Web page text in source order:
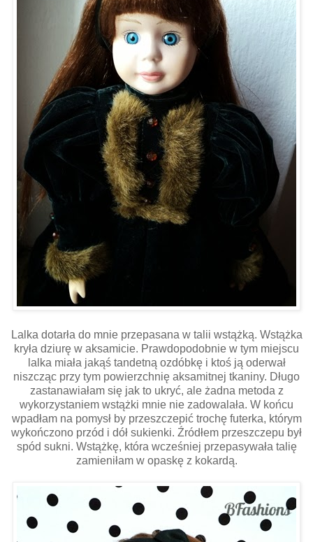
Lalka dotarła do mnie przepasana w talii wstążką. Wstążka
kryła dziurę w aksamicie. Prawdopodobnie w tym miejscu
lalka miała jakąś tandetną ozdóbkę i ktoś ją oderwał
niszcząc przy tym powierzchnię aksamitnej tkaniny. Długo
zastanawiałam się jak to ukryć, ale żadna metoda z
wykorzystaniem wstążki mnie nie zadowalała. W końcu
wpadłam na pomysł by przeszczepić trochę futerka, którym
wykończono przód i dół sukienki. Źródłem przeszczepu był
spód sukni. Wstążkę, która wcześniej przepasywała talię
zamieniłam w opaskę z kokardą.